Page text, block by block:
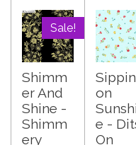
Sale!
Shimm
er And
Shine -
Shimm
ery
on
e -
On